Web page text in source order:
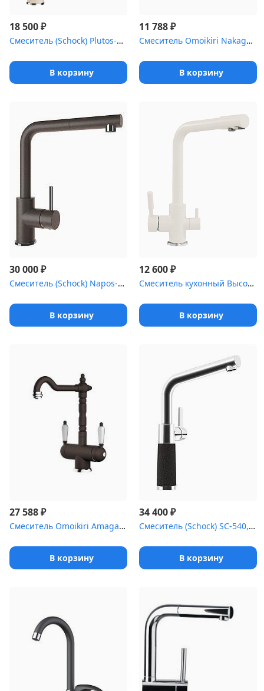
18 500₽
Смеситель (Schock) Plutos-D, Cristalite, выдвижной излив лунный к...
В корзину
11 788₽
Смеситель Omoikiri Nakagawa-PA латунь/гранит/пастила
В корзину
30 000₽
Смеситель (Schock) Napos-D, Cristadur, выдвижной излив бронза
В корзину
12 600₽
Смеситель кухонный Высокий Дуо (№36 Белый Хлопок)
В корзину
27 588₽
Смеситель Omoikiri Amagasaki-DC латунь/гранит/темный шоколод
В корзину
34 400₽
Смеситель (Schock) SC-540, Cristadur хром/магма
В корзину